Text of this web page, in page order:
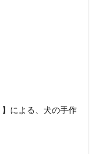
】による、犬の手作